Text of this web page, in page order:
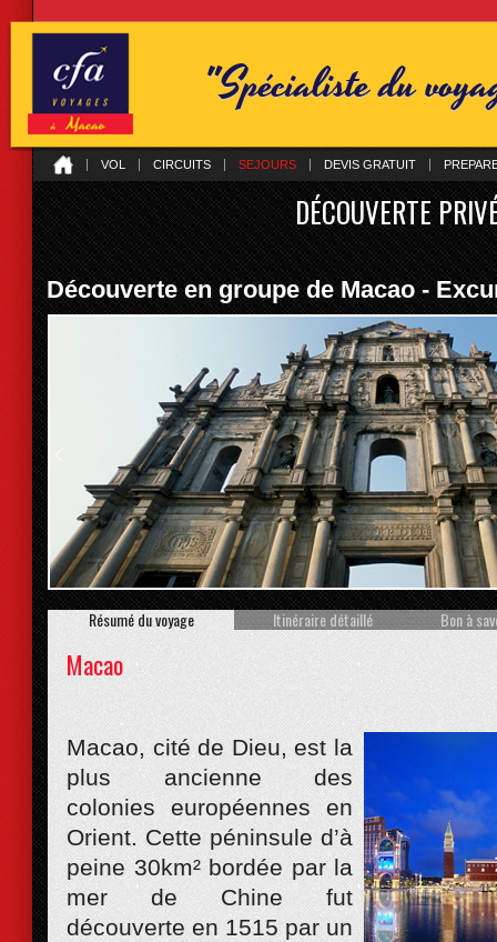
"Spécialiste du
VOL CIRCUITS SEJOURS DEVIS GRATUIT
DÉCOUVERTE
Découverte en groupe de Macao -
Résumé du voyage Itinéraire détaillé Bon à
Macao
Macao, cité de Dieu, est la
plus ancienne des
colonies européennes en
Orient. Cette péninsule d’à
peine 30km² bordée par la
mer de Chine fut
découverte en 1515 par un